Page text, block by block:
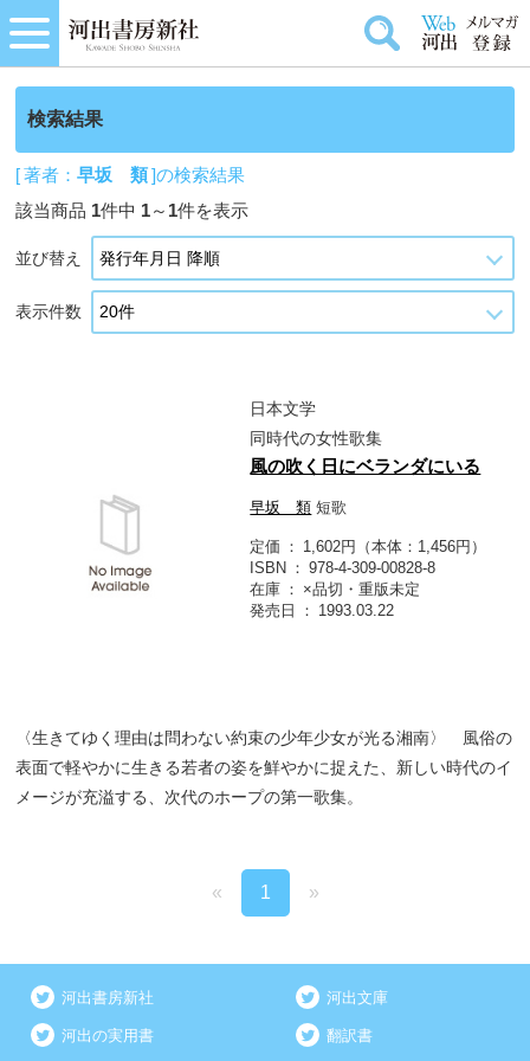
検索結果
[ 著者：早坂 類]の検索結果
該当商品 1件中 1～ 1件を表示
並び替え
表示件数
日本文学
同時代の女性歌集
風の吹く日にベランダにいる
早坂 類 短歌
定価
1,602円（本体：1,456円）
ISBN
978-4-309-00828-8
在庫
×品切・重版未定
発売日
1993.03.22
〈生きてゆく理由は問わない約束の少年少女が光る湘南〉 風俗の
表面で軽やかに生きる若者の姿を鮮やかに捉えた、新しい時代のイ
メージが充溢する、次代のホープの第一歌集。
« 1 »
河出書房新社 河出文庫
河出の実用書 翻訳書